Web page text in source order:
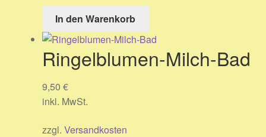
In den Warenkorb
Ringelblumen-Milch-Bad
9,50 €
inkl. MwSt.
zzgl. Versandkosten